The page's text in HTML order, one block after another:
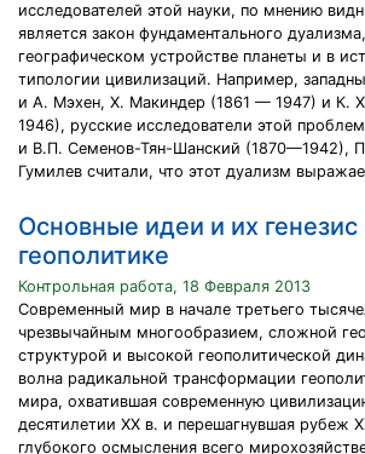
исследователей этой науки, по мнению
является закон фундаментального
географическом устройстве планеты и в
типологии цивилизаций. Например,
и А. Мэхен, X. Макиндер (1861 — 1947) и К.
1946), русские исследователи этой
и В.П. Семенов-Тян-Шанский (1870—1942),
Гумилев считали, что этот дуализм
Основные идеи и их генезис
геополитике
Контрольная работа, 18 Февраля 2013
Современный мир в начале третьего
чрезвычайным многообразием, сложной
структурой и высокой геополитической
волна радикальной трансформации
мира, охватившая современную
десятилетии XX в. и перешагнувшая рубеж
глубокого осмысления всего